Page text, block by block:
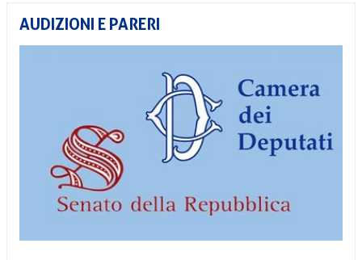
AUDIZIONI E PARERI